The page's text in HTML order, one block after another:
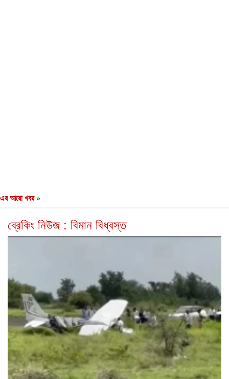
এর আরো খবর »
ব্রেকিং নিউজ : বিমান বিধ্বস্ত